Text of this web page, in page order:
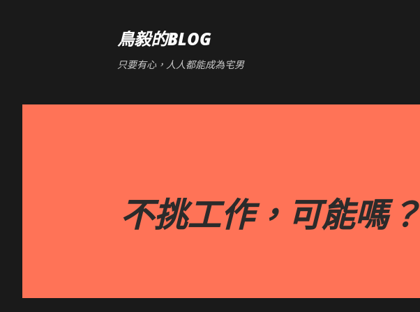
鳥毅的BLOG
只要有心，人人都能成為宅男
不挑工作，可能嗎？